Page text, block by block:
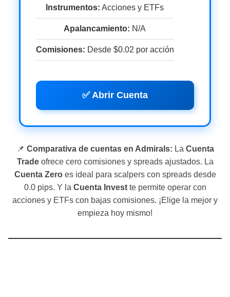
Instrumentos: Acciones y ETFs
Apalancamiento: N/A
Comisiones: Desde $0.02 por acción
✅ Abrir Cuenta
📌 Comparativa de cuentas en Admirals: La Cuenta
Tradeofrece cero comisiones y spreads ajustados. La
Cuenta Zeroes ideal para scalpers con spreads desde
0.0 pips. Y la Cuenta Investte permite operar con
acciones y ETFs con bajas comisiones. ¡Elige la mejor y
empieza hoy mismo!